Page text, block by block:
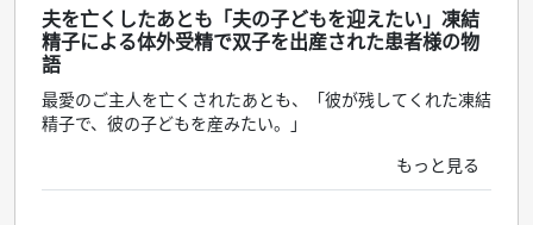
夫を亡くしたあとも「夫の子どもを迎えたい」凍結
精子による体外受精で双子を出産された患者様の物
語
最愛のご主人を亡くされたあとも、「彼が残してくれた凍結
精子で、彼の子どもを産みたい。」
もっと見る